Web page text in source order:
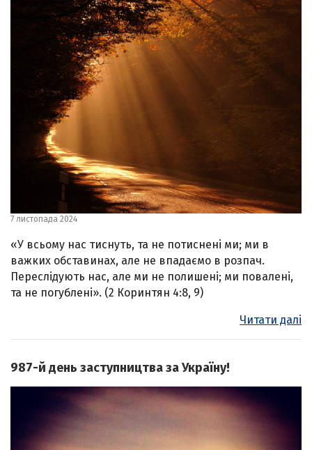
7 листопада 2024
«У всьому нас тиснуть, та не потиснені ми; ми в
важких обставинах, але не впадаємо в розпач.
Переслідують нас, але ми не полишені; ми повалені,
та не погублені». (2 Коринтян 4:8, 9)
Читати далі
987-й день заступництва за Україну!